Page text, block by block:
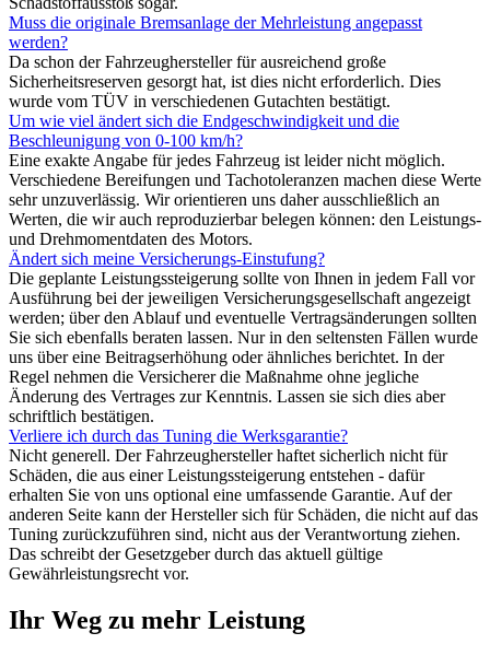
Muss die originale Bremsanlage der Mehrleistung angepasst
werden?
Da schon der Fahrzeughersteller für ausreichend große
Sicherheitsreserven gesorgt hat, ist dies nicht erforderlich. Dies
wurde vom TÜV in verschiedenen Gutachten bestätigt.
Um wie viel ändert sich die Endgeschwindigkeit und die
Beschleunigung von 0-100 km/h?
Eine exakte Angabe für jedes Fahrzeug ist leider nicht möglich.
Verschiedene Bereifungen und Tachotoleranzen machen diese Werte
sehr unzuverlässig. Wir orientieren uns daher ausschließlich an
Werten, die wir auch reproduzierbar belegen können: den Leistungs-
und Drehmomentdaten des Motors.
Ändert sich meine Versicherungs-Einstufung?
Die geplante Leistungssteigerung sollte von Ihnen in jedem Fall vor
Ausführung bei der jeweiligen Versicherungsgesellschaft angezeigt
werden; über den Ablauf und eventuelle Vertragsänderungen sollten
Sie sich ebenfalls beraten lassen. Nur in den seltensten Fällen wurde
uns über eine Beitragserhöhung oder ähnliches berichtet. In der
Regel nehmen die Versicherer die Maßnahme ohne jegliche
Änderung des Vertrages zur Kenntnis. Lassen sie sich dies aber
schriftlich bestätigen.
Verliere ich durch das Tuning die Werksgarantie?
Nicht generell. Der Fahrzeughersteller haftet sicherlich nicht für
Schäden, die aus einer Leistungssteigerung entstehen - dafür
erhalten Sie von uns optional eine umfassende Garantie. Auf der
anderen Seite kann der Hersteller sich für Schäden, die nicht auf das
Tuning zurückzuführen sind, nicht aus der Verantwortung ziehen.
Das schreibt der Gesetzgeber durch das aktuell gültige
Gewährleistungsrecht vor.
Ihr Weg zu mehr Leistung